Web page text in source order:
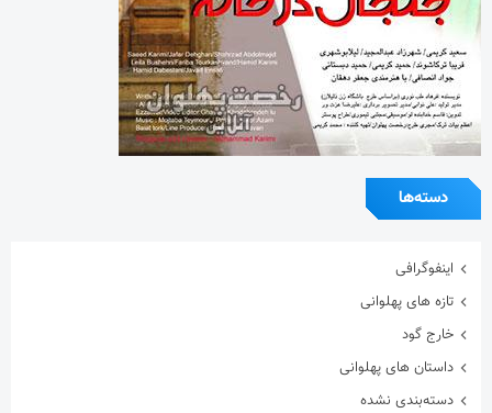
دسته‌ها
اینفوگرافی
تازه های پهلوانی
خارج گود
داستان های پهلوانی
دسته‌بندی نشده